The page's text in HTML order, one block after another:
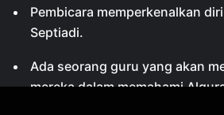
Pembicara memperkenalkan
Septiadi.
Ada seorang guru yang akan
mereka dalam memahami